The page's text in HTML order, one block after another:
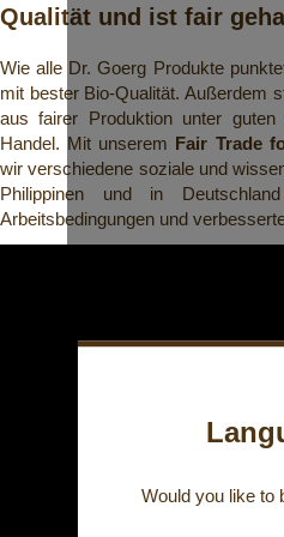
Qualität und ist fair
Wie alle Dr. Goerg Produkte
mit bester Bio-Qualität. Außerdem
aus fairer Produktion unter guten
Handel. Mit unserem Fair Trade
wir verschiedene soziale und
Philippinen und in
Arbeitsbedingungen und
Would you like to